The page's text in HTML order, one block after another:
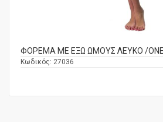
ΦΟΡΕΜΑ ΜΕ ΕΞΩ ΩΜΟΥΣ ΛΕΥΚΟ /ONE
Κωδικός: 27036